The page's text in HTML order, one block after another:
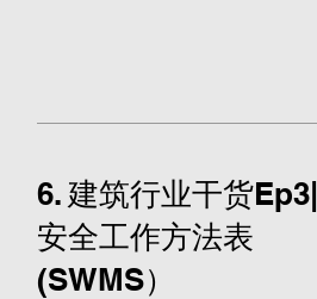
6. 建筑行业干货Ep3|
安全工作方法表
(SWMS）